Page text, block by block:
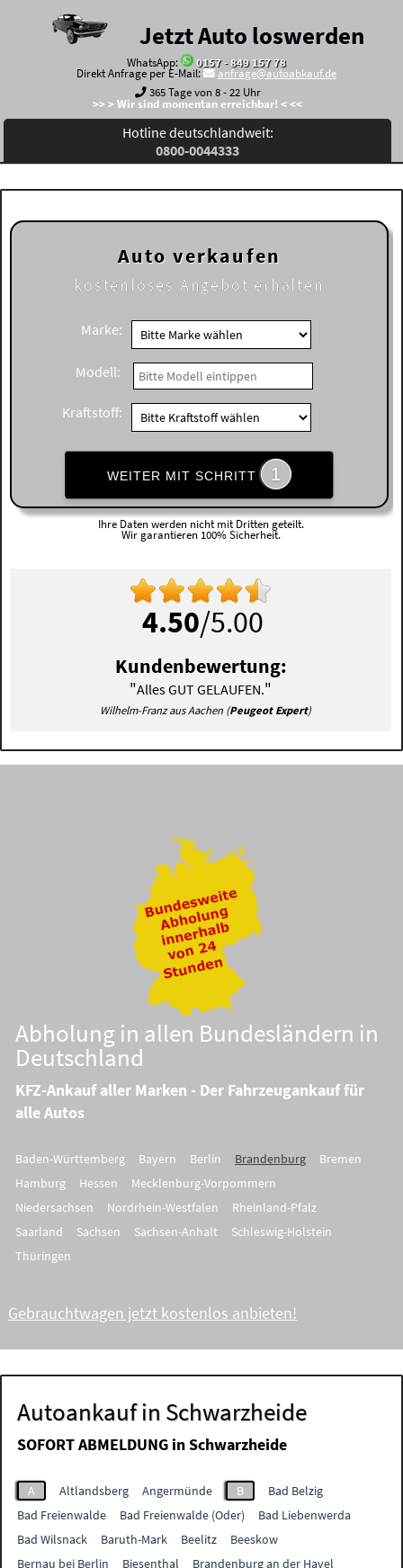
Jetzt Auto loswerden
WhatsApp:
0157 - 849 157 78
Direkt Anfrage per E-Mail:
anfrage@autoabkauf.de
365 Tage von 8 - 22 Uhr
>> > Wir sind momentan erreichbar! < <<
Hotline deutschlandweit:
0800-0044333
Auto verkaufen
kostenloses Angebot erhalten
Marke:
Modell:
Kraftstoff:
WEITER MIT SCHRITT 1
Ihre Daten werden nicht mit Dritten geteilt.
Wir garantieren 100% Sicherheit.
4.50/5.00
Kundenbewertung:
"Alles GUT GELAUFEN."
Wilhelm-Franz aus Aachen (Peugeot Expert)
Abholung in allen Bundesländern in
Deutschland
KFZ-Ankauf aller Marken - Der Fahrzeugankauf für
alle Autos
Baden-Württemberg Bayern Berlin Brandenburg
Bremen
Hamburg
Hessen
Mecklenburg-Vorpommern
Niedersachsen
Nordrhein-Westfalen
Rheinland-Pfalz
Saarland
Sachsen Sachsen-Anhalt
Schleswig-Holstein
Thüringen
Gebrauchtwagen jetzt kostenlos anbieten!
Autoankauf in Schwarzheide
SOFORT ABMELDUNG inSchwarzheide
A Altlandsberg Angermünde B
Bad Belzig
Bad Freienwalde
Bad Freienwalde (Oder)
Bad Liebenwerda
Bad Wilsnack
Baruth-Mark Beelitz
Beeskow
Bernau bei Berlin
Biesenthal
Brandenburg an der Havel